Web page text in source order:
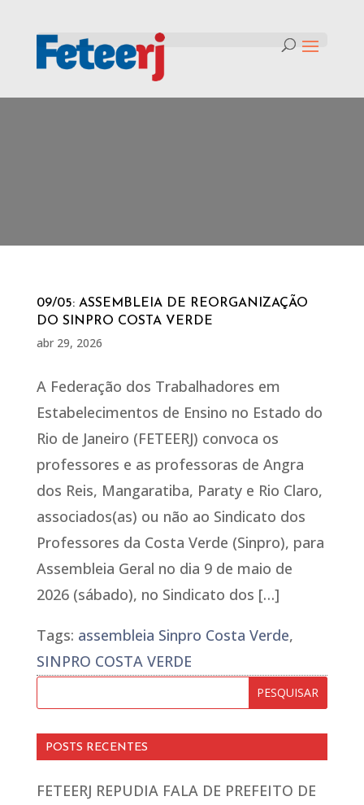
09/05: ASSEMBLEIA DE REORGANIZAÇÃO
DO SINPRO COSTA VERDE
abr 29, 2026
A Federação dos Trabalhadores em
Estabelecimentos de Ensino no Estado do
Rio de Janeiro (FETEERJ) convoca os
professores e as professoras de Angra
dos Reis, Mangaratiba, Paraty e Rio Claro,
associados(as) ou não ao Sindicato dos
Professores da Costa Verde (Sinpro), para
Assembleia Geral no dia 9 de maio de
2026 (sábado), no Sindicato dos […]
Tags: assembleia Sinpro Costa Verde,
SINPRO COSTA VERDE
POSTS RECENTES
FETEERJ REPUDIA FALA DE PREFEITO DE